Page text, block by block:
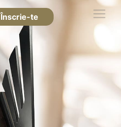
Înscrie-te